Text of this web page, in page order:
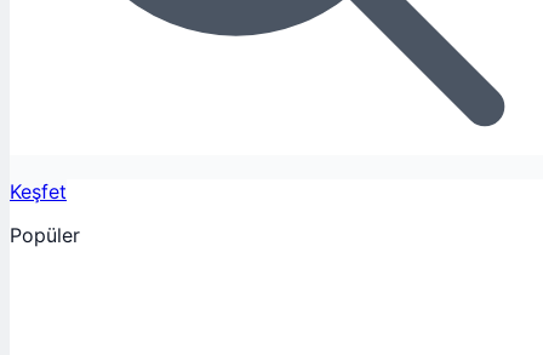
Keşfet
Popüler